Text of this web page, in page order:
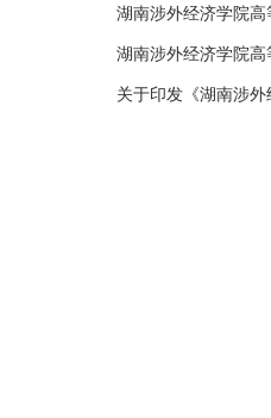
湖南涉外经济学院
湖南涉外经济学院
关于印发《湖南涉